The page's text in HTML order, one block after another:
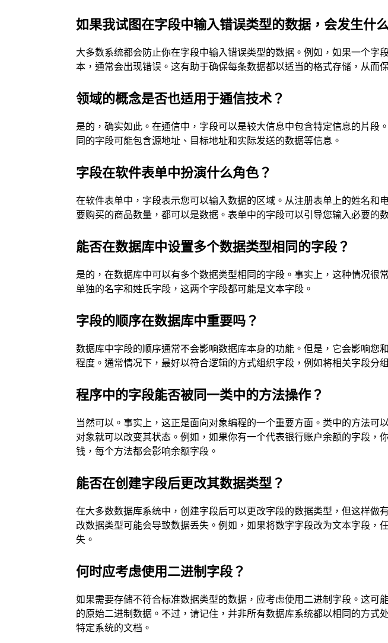
如果我试图在字段中输入错误类型的数据，会发生什
大多数系统都会防止你在字段中输入错误类型的数据。例如，如果一个字
本，通常会出现错误。这有助于确保每条数据都以适当的格式存储，从而
领域的概念是否也适用于通信技术？
是的，确实如此。在通信中，字段可以是较大信息中包含特定信息的片段
同的字段可能包含源地址、目标地址和实际发送的数据等信息。
字段在软件表单中扮演什么角色？
在软件表单中，字段表示您可以输入数据的区域。从注册表单上的姓名和
要购买的商品数量，都可以是数据。表单中的字段可以引导您输入必要的
能否在数据库中设置多个数据类型相同的字段？
是的，在数据库中可以有多个数据类型相同的字段。事实上，这种情况很
单独的名字和姓氏字段，这两个字段都可能是文本字段。
字段的顺序在数据库中重要吗？
数据库中字段的顺序通常不会影响数据库本身的功能。但是，它会影响您
程度。通常情况下，最好以符合逻辑的方式组织字段，例如将相关字段分
程序中的字段能否被同一类中的方法操作？
当然可以。事实上，这正是面向对象编程的一个重要方面。类中的方法可
对象就可以改变其状态。例如，如果你有一个代表银行账户余额的字段，
钱，每个方法都会影响余额字段。
能否在创建字段后更改其数据类型？
在大多数数据库系统中，创建字段后可以更改字段的数据类型，但这样做
改数据类型可能会导致数据丢失。例如，如果将数字字段改为文本字段，
失。
何时应考虑使用二进制字段？
如果需要存储不符合标准数据类型的数据，应考虑使用二进制字段。这可
的原始二进制数据。不过，请记住，并非所有数据库系统都以相同的方式
特定系统的文档。